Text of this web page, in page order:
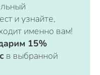
и узнайте,
именно вам!
15%
в выбранной